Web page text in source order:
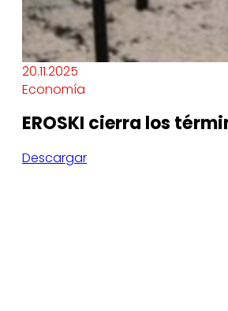
20.11.2025
Economía
EROSKI cierra los
Descargar